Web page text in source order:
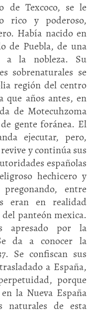
de Texcoco, se le
rico y poderoso,
Había nacido en
de Puebla, de una
a la nobleza. Su
sobrenaturales se
región del centro
que años antes, en
de Motecuhzoma
gente foránea. El
ejecutar, pero,
y continúa sus
españolas
hechicero y
entre
eran en realidad
del panteón mexica.
apresado por la
da a conocer la
Se confiscan sus
a España,
porque
la Nueva España
naturales de esta